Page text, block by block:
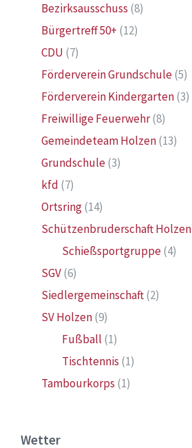
Bezirksausschuss (8)
Bürgertreff 50+ (12)
CDU (7)
Förderverein Grundschule(5)
Förderverein Kindergarten(3)
Freiwillige Feuerwehr(8)
Gemeindeteam Holzen(13)
Grundschule(3)
kfd (7)
Ortsring(14)
Schützenbruderschaft Holzen
Schießsportgruppe(4)
SGV(6)
Siedlergemeinschaft(2)
SV Holzen(9)
Fußball (1)
Tischtennis (1)
Tambourkorps (1)
Wetter